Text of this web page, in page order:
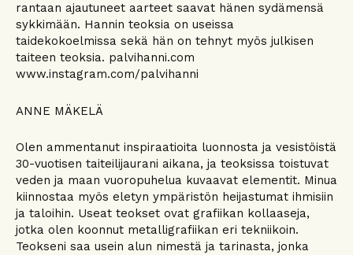
rantaan ajautuneet aarteet saavat hänen sydämensä
sykkimään. Hannin teoksia on useissa
taidekokoelmissa sekä hän on tehnyt myös julkisen
taiteen teoksia. palvihanni.com
www.instagram.com/palvihanni
ANNE MÄKELÄ
Olen ammentanut inspiraatioita luonnosta ja vesistöistä
30-vuotisen taiteilijaurani aikana, ja teoksissa toistuvat
veden ja maan vuoropuhelua kuvaavat elementit. Minua
kiinnostaa myös eletyn ympäristön heijastumat ihmisiin
ja taloihin. Useat teokset ovat grafiikan kollaaseja,
jotka olen koonnut metalligrafiikan eri tekniikoin.
Teokseni saa usein alun nimestä ja tarinasta, jonka